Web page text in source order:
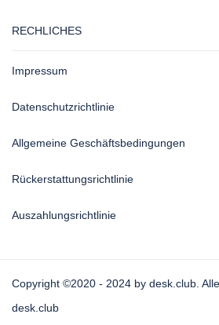
RECHLICHES
Impressum
Datenschutzrichtlinie
Allgemeine Geschäftsbedingungen
Rückerstattungsrichtlinie
Auszahlungsrichtlinie
Copyright ©2020 - 2024 by desk.club.
desk.club